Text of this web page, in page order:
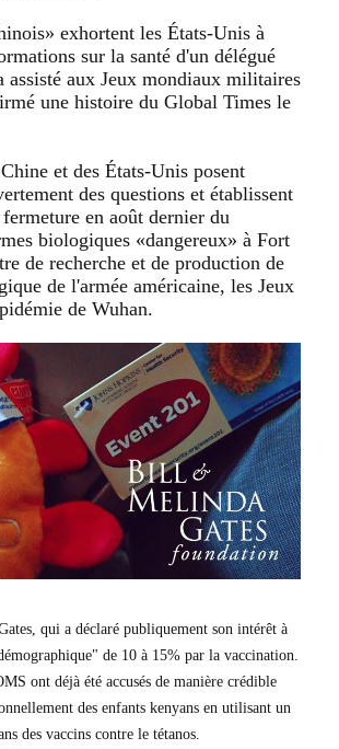
exhortent les États-Unis à
sur la santé d'un délégué
assisté aux Jeux mondiaux militaires
une histoire du Global Times le
et des États-Unis posent
des questions et établissent
en août dernier du
biologiques «dangereux» à Fort
de recherche et de production de
de l'armée américaine, les Jeux
de Wuhan.
qui a déclaré publiquement son intérêt à
de 10 à 15% par la vaccination.
ont déjà été accusés de manière crédible
des enfants kenyans en utilisant un
des vaccins contre le tétanos.